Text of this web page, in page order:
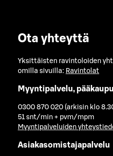
Ota yhteyttä
Yksittäisten ravintoloiden
omilla sivuilla: Ravintolat
Myyntipalvelu,
0300 870 020 (arkisin klo
51 snt/min + pvm/mpm
Myyntipalveluiden
Asiakasomistajapalvelu